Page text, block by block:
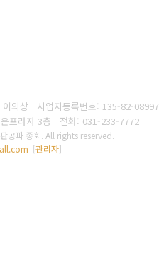
이의상 사업자등록번호: 135-82-08997
프라자 3층 전화: 031-233-7772
파 종회. All rights reserved.
[관리자]